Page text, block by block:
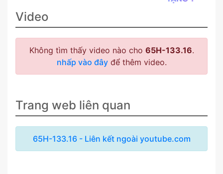
Video
Không tìm thấy video nào cho 65H-133.16.
nhấp vào đâyđể thêm video.
Trang web liên quan
65H-133.16 - Liên kết ngoài youtube.com